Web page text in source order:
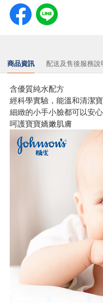
商品資訊 配送及售後服務說
含優質純水配方
經科學實驗，能溫和清潔
細緻的小手小臉都可以安
呵護寶寶嬌嫩肌膚